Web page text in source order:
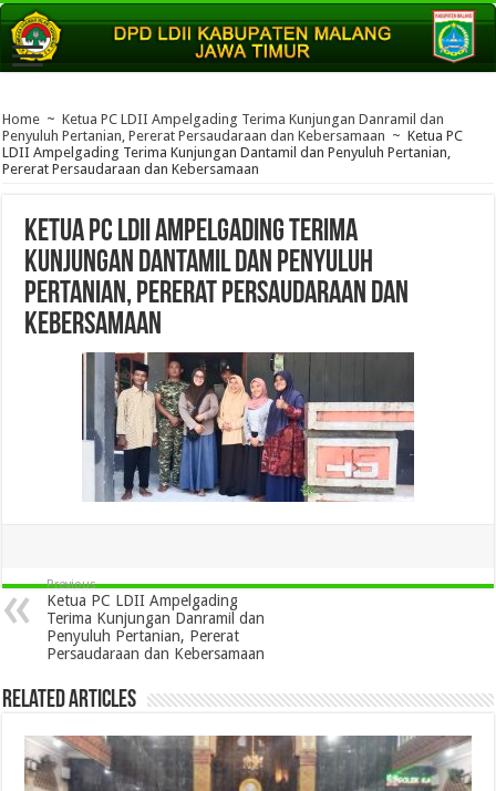
Home ~ Ketua PC LDII Ampelgading Terima Kunjungan Danramil dan
Penyuluh Pertanian, Pererat Persaudaraan dan Kebersamaan ~ Ketua PC
LDII Ampelgading Terima Kunjungan Dantamil dan Penyuluh Pertanian,
Pererat Persaudaraan dan Kebersamaan
Ketua PC LDII Ampelgading Terima
Kunjungan Dantamil dan Penyuluh
Pertanian, Pererat Persaudaraan dan
Kebersamaan
Previous
Ketua PC LDII Ampelgading
Terima Kunjungan Danramil dan
Penyuluh Pertanian, Pererat
Persaudaraan dan Kebersamaan
Related Articles